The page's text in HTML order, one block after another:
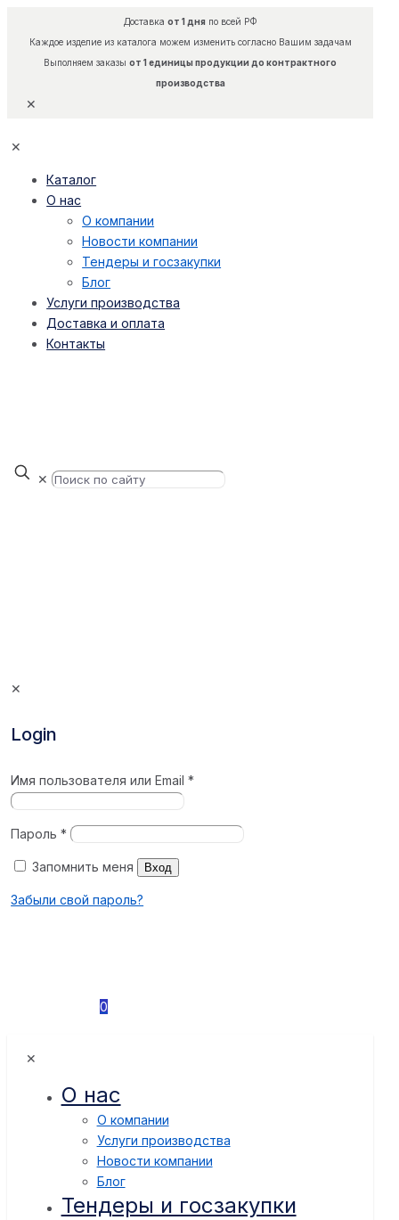
Доставка от 1 дняпо всей РФ
Каждое изделие из каталога можем изменить согласно Вашим задачам
Выполняем заказы от 1 единицы продукции до контрактного
производства
✕
✕
Каталог
О нас
О компании
Новости компании
Тендеры и госзакупки
Блог
Услуги производства
Доставка и оплата
Контакты
✕
✕
Login
Имя пользователя или Email*
Пароль*
Запомнить меня Вход
Забыли свой пароль?
0
✕
О нас
О компании
Услуги производства
Новости компании
Блог
Тендеры и госзакупки